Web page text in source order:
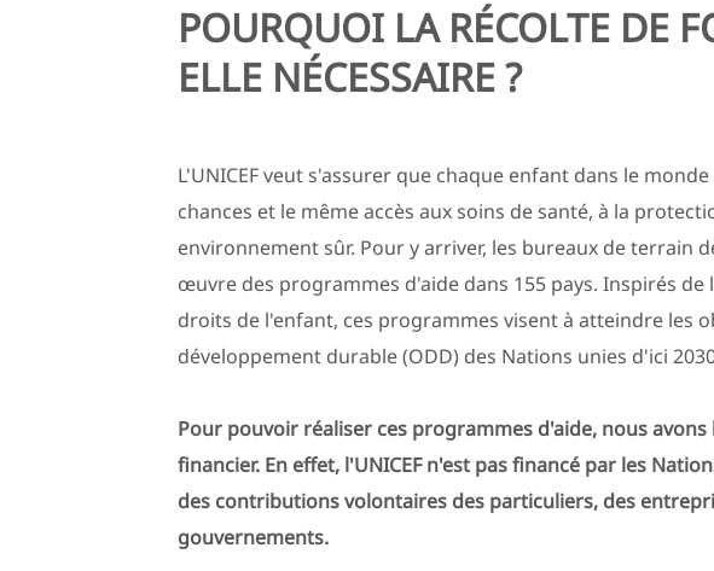
POURQUOI LA RÉCOLTE DE
ELLE NÉCESSAIRE ?
L'UNICEF veut s'assurer que chaque enfant dans le
chances et le même accès aux soins de santé, à la
environnement sûr. Pour y arriver, les bureaux de terrain
œuvre des programmes d'aide dans 155 pays. Inspirés de
droits de l'enfant, ces programmes visent à atteindre les
développement durable (ODD) des Nations unies d'ici
Pour pouvoir réaliser ces programmes d'aide, nous
financier. En effet, l'UNICEF n'est pas financé par les
des contributions volontaires des particuliers, des
gouvernements.